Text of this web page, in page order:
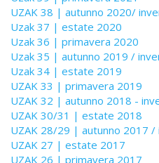
UZAK 38 | autunno 2020/
Uzak 37 | estate 2020
Uzak 36 | primavera 2020
Uzak 35 | autunno 2019 /
Uzak 34 | estate 2019
UZAK 33 | primavera 2019
UZAK 32 | autunno 2018 -
UZAK 30/31 | estate 2018
UZAK 28/29 | autunno 2017 /
UZAK 27 | estate 2017
UZAK 26 | primavera 2017